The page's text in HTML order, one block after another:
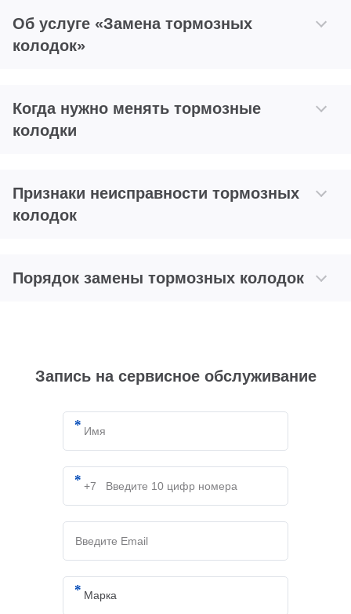
Об услуге «Замена тормозных
колодок»
Когда нужно менять тормозные
колодки
Признаки неисправности тормозных
колодок
Порядок замены тормозных колодок
Запись на сервисное обслуживание